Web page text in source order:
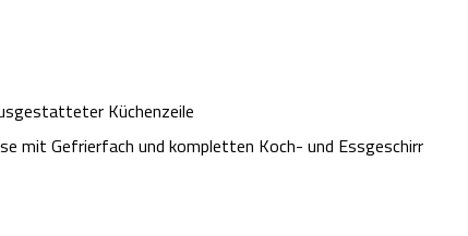
Küchenzeile
mit Gefrierfach und kompletten Koch- und Essgeschirr